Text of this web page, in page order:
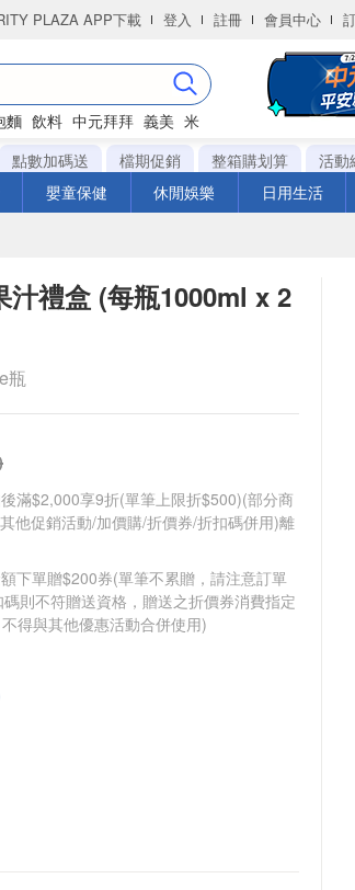
PLAZA APP下載 登入 註冊 會員中心
麵 飲料 中元拜拜 義美 米
點數加碼送 檔期促銷 整箱購划算 活動
嬰童保健 休閒娛樂 日用生活
汁禮盒 (每瓶1000ml x 2
瓶
滿$2,000享9折(單筆上限折$500)(部分商
他促銷活動/加價購/折價券/折扣碼併用)離
下單贈$200券(單筆不累贈，請注意訂單
則不符贈送資格，贈送之折價券消費指定
得與其他優惠活動合併使用)